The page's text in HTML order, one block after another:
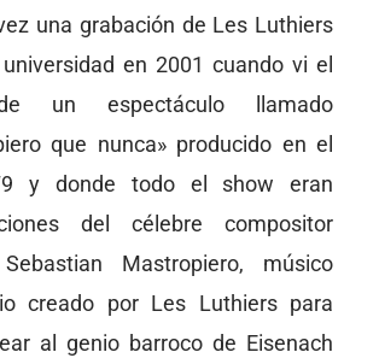
una grabación de Les Luthiers
en 2001 cuando vi el
un espectáculo llamado
que nunca» producido en el
y donde todo el show eran
del célebre compositor
Mastropiero, músico
creado por Les Luthiers para
al genio barroco de Eisenach